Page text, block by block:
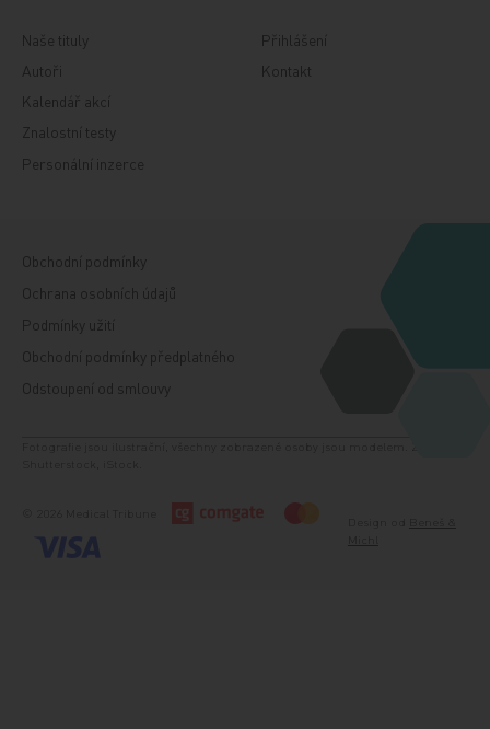
Naše tituly
Autoři
Kalendář akcí
Znalostní testy
Personální inzerce
Přihlášení
Kontakt
Obchodní podmínky
Ochrana osobních údajů
Podmínky užití
Obchodní podmínky předplatného
Odstoupení od smlouvy